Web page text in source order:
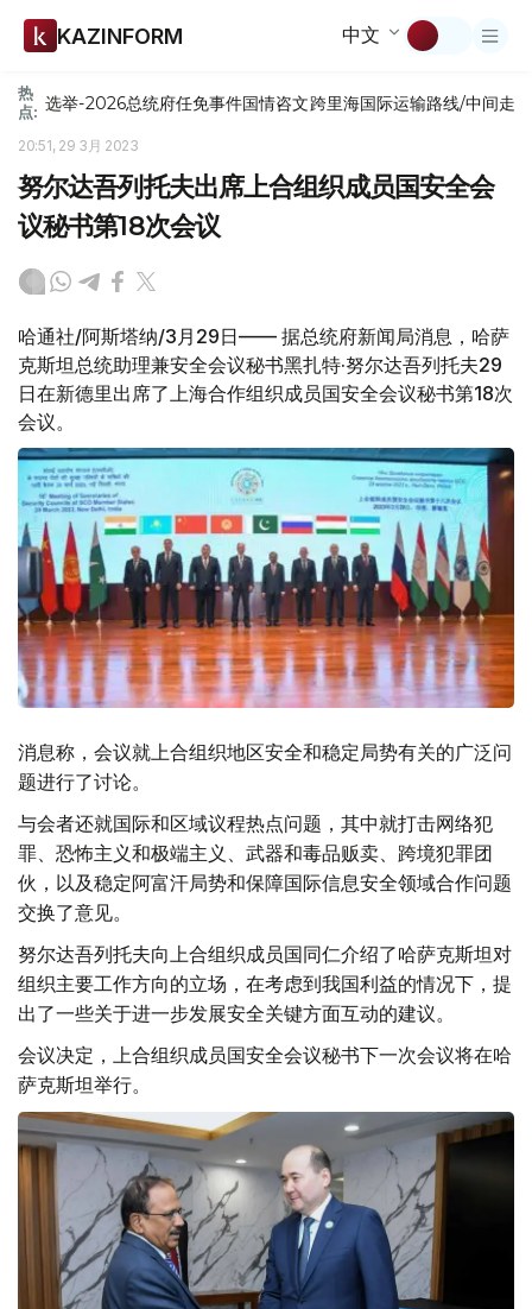
KAZINFORM 中文
热
点: 选举-2026总统府任免事件国情咨文跨里海国际运输路线/中间走廊
20:51, 29 3月 2023
努尔达吾列托夫出席上合组织成员国安全会
议秘书第18次会议
哈通社/阿斯塔纳/3月29日—— 据总统府新闻局消息，哈萨
克斯坦总统助理兼安全会议秘书黑扎特·努尔达吾列托夫29
日在新德里出席了上海合作组织成员国安全会议秘书第18次
会议。
消息称，会议就上合组织地区安全和稳定局势有关的广泛问
题进行了讨论。
与会者还就国际和区域议程热点问题，其中就打击网络犯
罪、恐怖主义和极端主义、武器和毒品贩卖、跨境犯罪团
伙，以及稳定阿富汗局势和保障国际信息安全领域合作问题
交换了意见。
努尔达吾列托夫向上合组织成员国同仁介绍了哈萨克斯坦对
组织主要工作方向的立场，在考虑到我国利益的情况下，提
出了一些关于进一步发展安全关键方面互动的建议。
会议决定，上合组织成员国安全会议秘书下一次会议将在哈
萨克斯坦举行。